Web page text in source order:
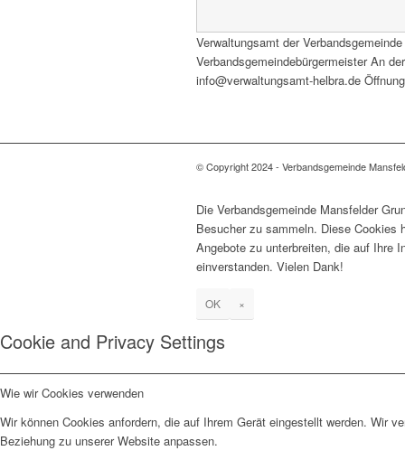
Verwaltungsamt der Verbandsgemeinde
Verbandsgemeindebürgermeister An
info@verwaltungsamt-helbra.de
© Copyright 2024 - Verbandsgemeinde
Die Verbandsgemeinde Mansfelder
Besucher zu sammeln. Diese Cookies
Angebote zu unterbreiten, die auf Ihre
einverstanden. Vielen Dank!
OK ×
Cookie and Privacy Settings
Wie wir Cookies verwenden
Wir können Cookies anfordern, die auf Ihrem Gerät eingestellt werden. Wir
Beziehung zu unserer Website anpassen.